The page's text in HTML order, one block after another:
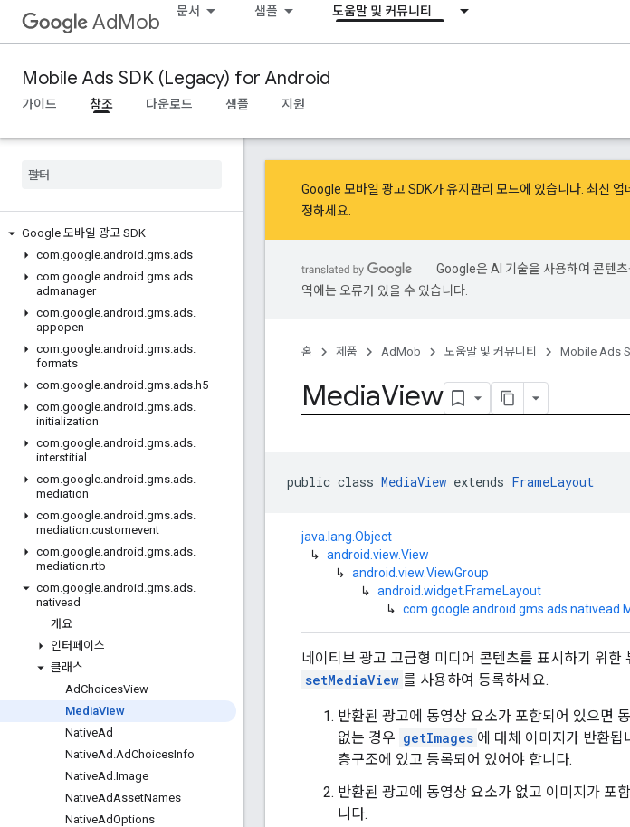
AdMob 문서 샘플 도움말 및 커뮤니티
Mobile Ads SDK (Legacy) for Android
가이드 참조 다운로드 샘플 지원
Google 모바일 광고 SDK
com.google.android .gms.ads
com.google.android .gms.ads.
admanager
com.google.android .gms.ads.
appopen
com.google.android .gms.ads.
formats
com.google.android .gms.ads.h5
com.google.android .gms.ads.
initialization
com.google.android .gms.ads.
interstitial
com.google.android .gms.ads.
mediation
com.google.android .gms.ads.
mediation.customevent
com.google.android .gms.ads.
mediation.rtb
com.google.android .gms.ads.
nativead
개요
인터페이스
클래스
AdChoicesView
MediaView
NativeAd
NativeAd .AdChoicesInfo
NativeAd .Image
NativeAdAssetNames
NativeAdOptions
Google 모바일 광고 SDK가 유지관리 모드에 있습니다. 최신 업
정하세요.
Google은 AI 기술을 사용하여 콘텐
역에는 오류가 있을 수 있습니다.
홈 제품 AdMob 도움말 및 커뮤니티 Mobile Ads
MediaView
public class MediaView extends FrameLayout
java.lang.Object
↳ android.view.View
↳ android.view.ViewGroup
↳ android.widget.FrameLayout
↳
네이티브 광고 고급형 미디어 콘텐츠를 표시하기 위
setMediaView 를 사용하여 등록하세요.
반환된 광고에 동영상 요소가 포함되어 있으면
없는 경우 getImages 에 대체 이미지가 반환
층구조에 있고 등록되어 있어야 합니다.
반환된 광고에 동영상 요소가 없고 이미지가 포
니다.